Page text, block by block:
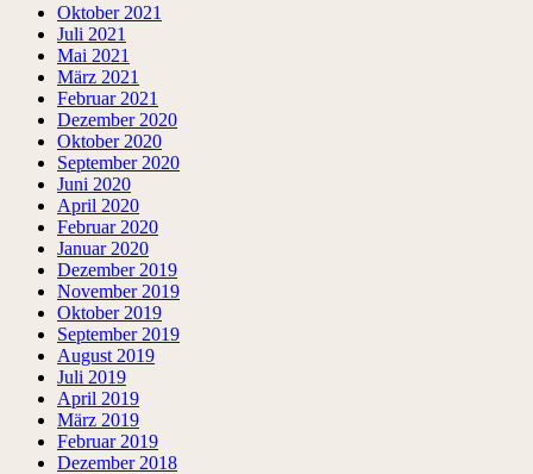
Oktober 2021
Juli 2021
Mai 2021
März 2021
Februar 2021
Dezember 2020
Oktober 2020
September 2020
Juni 2020
April 2020
Februar 2020
Januar 2020
Dezember 2019
November 2019
Oktober 2019
September 2019
August 2019
Juli 2019
April 2019
März 2019
Februar 2019
Dezember 2018